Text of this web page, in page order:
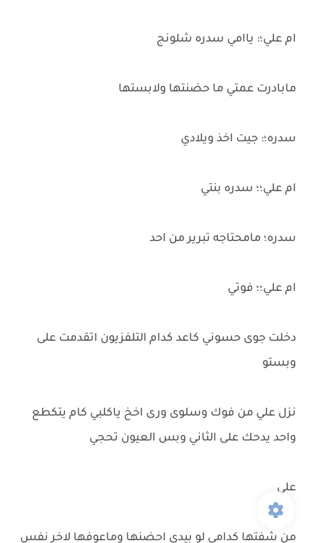
ام علي؛: ياامي سدره شلونج
مابادرت عمتي ما حضنتها ولابستها
سدره؛: جيت اخذ ويلادي
ام علي؛؛ سدره بنتي
سدره؛ مامحتاجه تبرير من احد
ام علي؛؛ فوتي
دخلت جوى حسوني كاعد كدام التلفزيون اتقدمت على
وبستو
نزل علي من فوك وسلوى ورى اخخ ياكلبي كام يتكطع
واحد يدحك على الثاني وبس العيون تحجي
علي
من شفتها كدامي لو بيدي احضنها وماعوفها لاخر نفس